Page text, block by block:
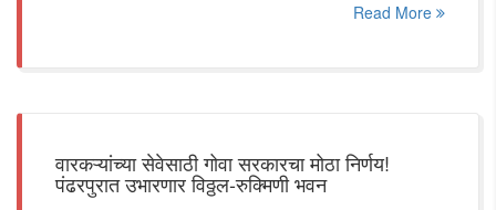
Read More
वारकऱ्यांच्या सेवेसाठी गोवा सरकारचा मोठा निर्णय!
पंढरपुरात उभारणार विठ्ठल-रुक्मिणी भवन